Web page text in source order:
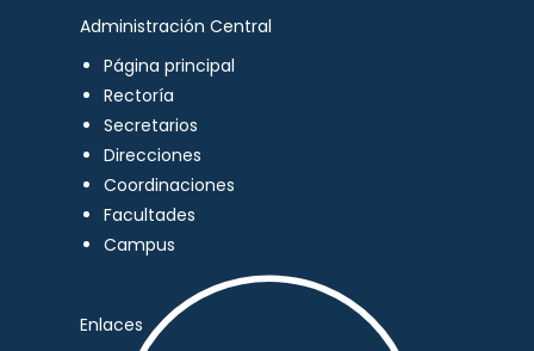
Administración Central
Página principal
Rectoría
Secretarios
Direcciones
Coordinaciones
Facultades
Campus
Enlaces